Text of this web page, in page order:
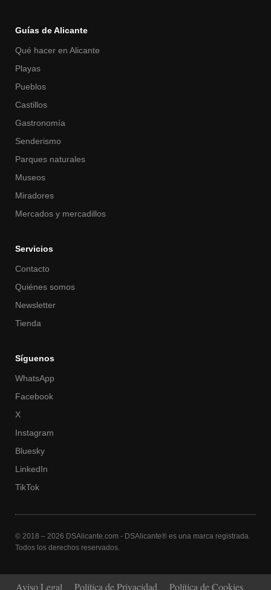
Guías de Alicante
Qué hacer en Alicante
Playas
Pueblos
Castillos
Gastronomía
Senderismo
Parques naturales
Museos
Miradores
Mercados y mercadillos
Servicios
Contacto
Quiénes somos
Newsletter
Tienda
Síguenos
WhatsApp
Facebook
X
Instagram
Bluesky
LinkedIn
TikTok
© 2018 – 2026 DSAlicante.com - DSAlicante® es una marca registrada.
Todos los derechos reservados.
Aviso Legal Política de Privacidad Política de Cookies